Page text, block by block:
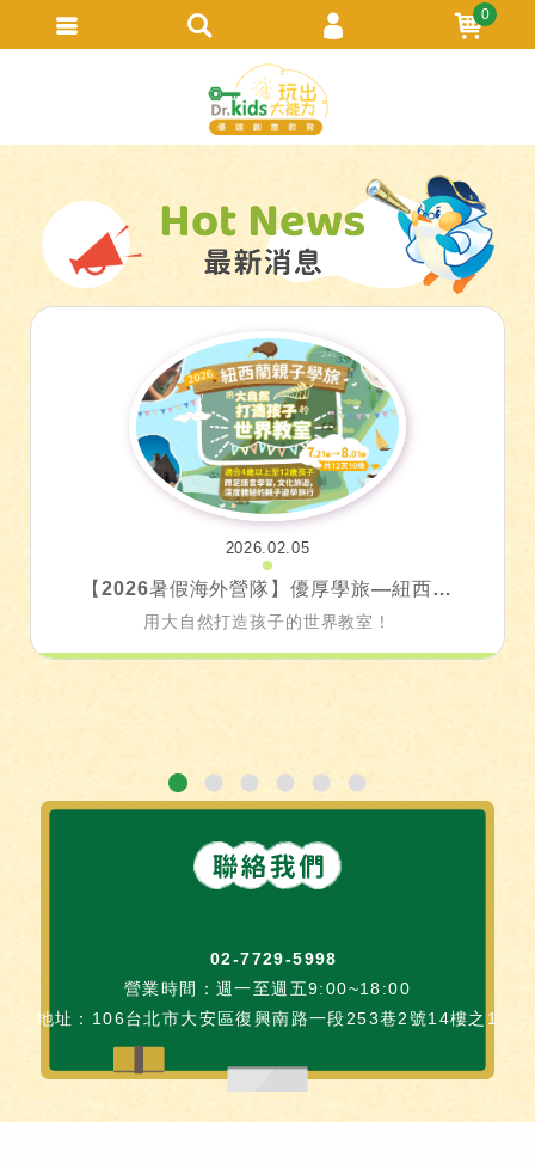
2026.02.05
【2026暑假海外營隊】優厚學旅—紐西蘭親子學旅
用大自然打造孩子的世界教室！
1 2 3 4 5
02-7729-5998
營業時間：週一至週五9:00~18:00
地址：106台北市大安區復興南路一段253巷2號14樓之1
0
會員登入
會員註冊
訂單查詢
追蹤清單TRACK LISTING
繁體中文